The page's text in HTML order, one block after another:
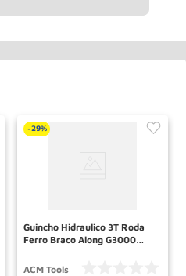
-29%
Guincho Hidraulico 3T Roda
Ferro Braco Along G3000
ACM Tools